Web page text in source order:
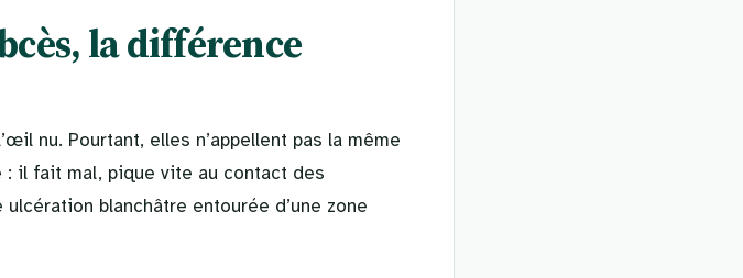
la différence
nu. Pourtant, elles n’appellent pas la même
: il fait mal, pique vite au contact des
blanchâtre entourée d’une zone